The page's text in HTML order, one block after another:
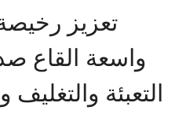
تعزيز
واسعة القاع
التعبئة